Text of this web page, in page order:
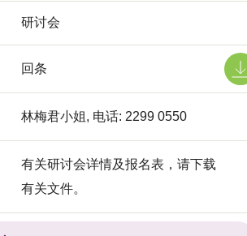
研讨会
回条
林梅君小姐, 电话: 2299 0550
有关研讨会详情及报名表，请下载
有关文件。